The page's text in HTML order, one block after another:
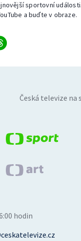
sportovní
a buďte v obraze.
Česká televize na
hodin